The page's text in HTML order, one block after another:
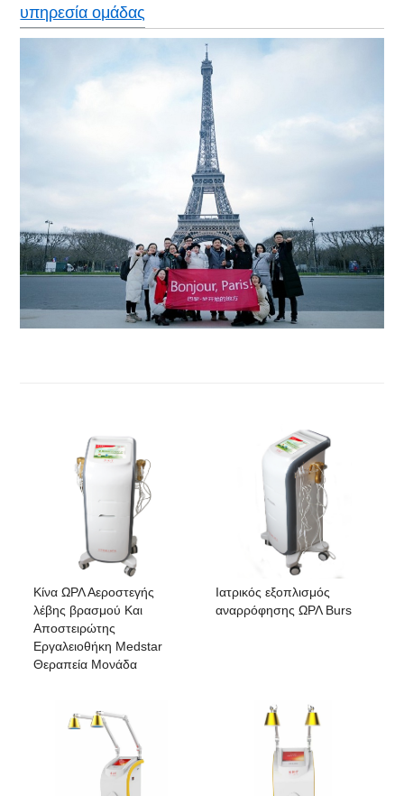
υπηρεσία ομάδας
Κίνα ΩΡΛ Αεροστεγής
λέβης βρασμού Και
Αποστειρώτης
Εργαλειοθήκη Medstar
Θεραπεία Μονάδα
Ιατρικός εξοπλισμός
αναρρόφησης ΩΡΛ Burs